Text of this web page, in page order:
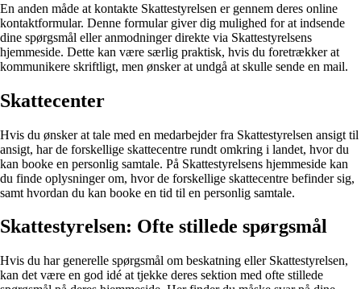
En anden måde at kontakte Skattestyrelsen er gennem deres online
kontaktformular. Denne formular giver dig mulighed for at indsende
dine spørgsmål eller anmodninger direkte via Skattestyrelsens
hjemmeside. Dette kan være særlig praktisk, hvis du foretrækker at
kommunikere skriftligt, men ønsker at undgå at skulle sende en mail.
Skattecenter
Hvis du ønsker at tale med en medarbejder fra Skattestyrelsen ansigt til
ansigt, har de forskellige skattecentre rundt omkring i landet, hvor du
kan booke en personlig samtale. På Skattestyrelsens hjemmeside kan
du finde oplysninger om, hvor de forskellige skattecentre befinder sig,
samt hvordan du kan booke en tid til en personlig samtale.
Skattestyrelsen: Ofte stillede spørgsmål
Hvis du har generelle spørgsmål om beskatning eller Skattestyrelsen,
kan det være en god idé at tjekke deres sektion med ofte stillede